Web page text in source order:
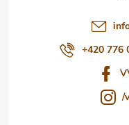
+420 776
/